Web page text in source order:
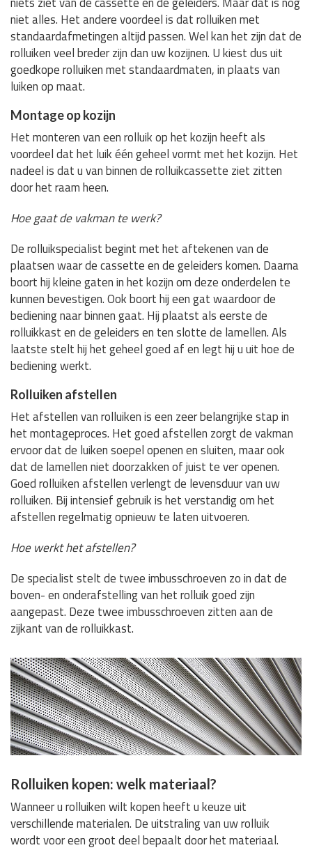
niet alles. Het andere voordeel is dat rolluiken met
standaardafmetingen altijd passen. Wel kan het zijn dat de
rolluiken veel breder zijn dan uw kozijnen. U kiest dus uit
goedkope rolluiken met standaardmaten, in plaats van
luiken op maat.
Montage op kozijn
Het monteren van een rolluik op het kozijn heeft als
voordeel dat het luik één geheel vormt met het kozijn. Het
nadeel is dat u van binnen de rolluikcassette ziet zitten
door het raam heen.
Hoe gaat de vakman te werk?
De rolluikspecialist begint met het aftekenen van de
plaatsen waar de cassette en de geleiders komen. Daarna
boort hij kleine gaten in het kozijn om deze onderdelen te
kunnen bevestigen. Ook boort hij een gat waardoor de
bediening naar binnen gaat. Hij plaatst als eerste de
rolluikkast en de geleiders en ten slotte de lamellen. Als
laatste stelt hij het geheel goed af en legt hij u uit hoe de
bediening werkt.
Rolluiken afstellen
Het afstellen van rolluiken is een zeer belangrijke stap in
het montageproces. Het goed afstellen zorgt de vakman
ervoor dat de luiken soepel openen en sluiten, maar ook
dat de lamellen niet doorzakken of juist te ver openen.
Goed rolluiken afstellen verlengt de levensduur van uw
rolluiken. Bij intensief gebruik is het verstandig om het
afstellen regelmatig opnieuw te laten uitvoeren.
Hoe werkt het afstellen?
De specialist stelt de twee imbusschroeven zo in dat de
boven- en onderafstelling van het rolluik goed zijn
aangepast. Deze twee imbusschroeven zitten aan de
zijkant van de rolluikkast.
Rolluiken kopen: welk materiaal?
Wanneer u rolluiken wilt kopen heeft u keuze uit
verschillende materialen. De uitstraling van uw rolluik
wordt voor een groot deel bepaalt door het materiaal.